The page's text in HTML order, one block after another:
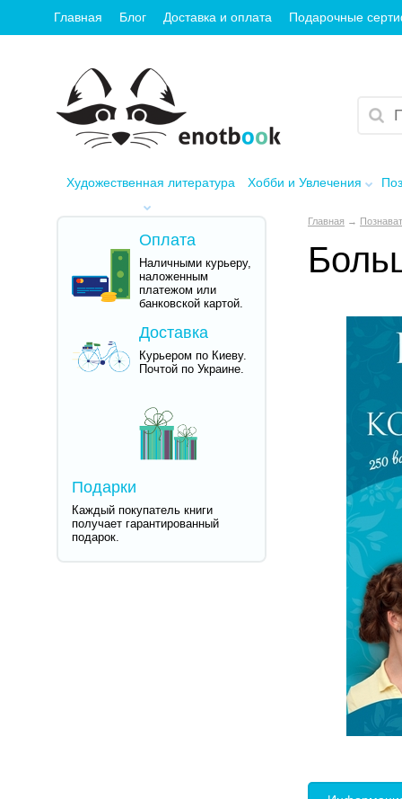
Главная Блог Доставка и оплата Подарочные
Художественная литература Хобби и Увлечения
Оплата
Наличными курьеру,
наложенным
платежом или
банковской картой.
Доставка
Курьером по Киеву.
Почтой по Украине.
Подарки
Каждый покупатель книги
получает гарантированный
подарок.
Главная →